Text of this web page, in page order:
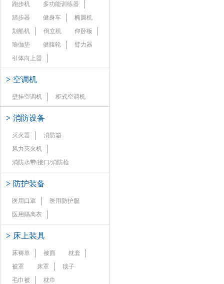
跑步机
多功能训练器
踏步器
健身车
椭圆机
划船机
倒立机
仰卧板
瑜伽垫
健腹轮
臂力器
引体向上器
> 空调机
壁挂空调机 柜式空调机
> 消防设备
灭火器
消防箱
风力灭火机
消防水带/接口/消防枪
> 防护装备
医用口罩
医用防护服
医用隔离衣
> 床上装具
床褥单 被面
枕套
被罩
床罩
毯子
毛巾被
枕巾